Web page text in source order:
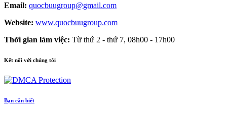
Email: quocbuugroup@gmail.com
Website: www.quocbuugroup.com
Thời gian làm việc: Từ thứ 2 - thứ 7, 08h00 - 17h00
Kết nối với chúng tôi
Bạn cần biết